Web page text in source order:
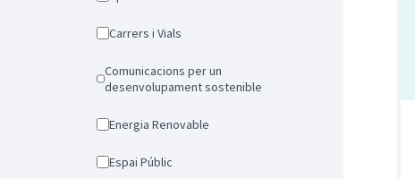
Carrers i Vials
Comunicacions per un
desenvolupament sostenible
Energia Renovable
Espai Públic